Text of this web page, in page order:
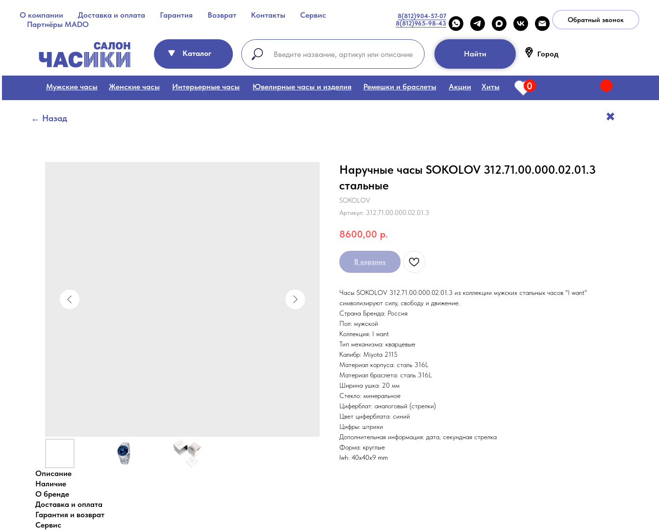
О компании Доставка и оплата Гарантия Возврат Контакты
Сервис
Партнёры MADO
8(812)904-57-07
8(812)965-98-43
Обратный звонок
Найти Город
Мужские часы Женские часы Интерьерные часы Ювелирные часы и изделия Ремешки и браслеты Акции Хиты 0
← Назад ✖️
Каталог
Наручные часы SOKOLOV 312.71.00.000.02.01.3
стальные
SOKOLOV
Артикул: 312.71.00.000.02.01.3
8600,00 р.
В корзину
Часы SOKOLOV 312.71.00.000.02.01.3 из коллекции мужских стальных часов "I want"
символизируют силу, свободу и движение.
Страна Бренда: Россия
Пол: мужской
Коллекция: I want
Тип механизма: кварцевые
Калибр: Miyota 2115
Материал корпуса: сталь 316L
Материал браслета: сталь 316L
Ширина ушка: 20 мм
Стекло: минеральное
Циферблат: аналоговый (стрелки)
Цвет циферблата: синий
Цифры: штрихи
Дополнительная информация: дата, секундная стрелка
Форма: круглые
lwh: 40x40x9 mm
Описание
Наличие
О бренде
Доставка и оплата
Гарантия и возврат
Сервис